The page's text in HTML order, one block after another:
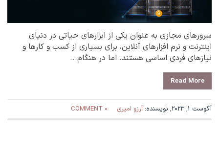
سرورهای مجازی به عنوان یکی از ابزارهای حیاتی در دنیای
اینترنت و نرم افزارهای آنلاین، برای بسیاری از کسب و کارها و
نیازهای فردی اساسی هستند. اما در هنگام...
Read More
آگوست 1, 2023, نویسنده: آرزو امیری 0 COMMENT